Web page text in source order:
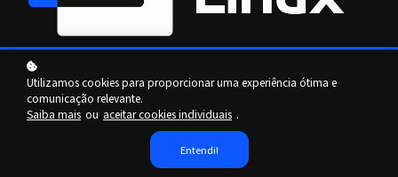
Nós somos uma Escola e Comunidade Linux criada para ajudar você,
profissional de TI, a se destacar no mercado.
Sobre nós
Utilizamos cookies para proporcionar uma experiência ótima e
comunicação relevante.
Saiba mais ou aceitar cookies individuais .
Entendi!